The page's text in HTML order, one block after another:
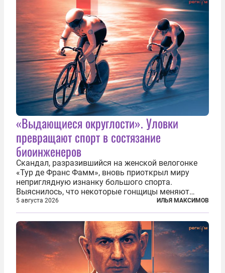
«Выдающиеся округлости». Уловки
превращают спорт в состязание
биоинженеров
Скандал, разразившийся на женской велогонке
«Тур де Франс Фамм», вновь приоткрыл миру
неприглядную изнанку большого спорта.
Выяснилось, что некоторые гонщицы меняют
размер груди ради улучшения аэродинамики. За
фасадом труда, мастерства, упорства и
благородства, которые мы привыкли
ассоциировать с...
5 августа 2026 ИЛЬЯ МАКСИМОВ